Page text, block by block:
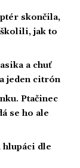
skončila,
jak to
a chuť
jeden citrón
Ptačinec
se ho ale
hlupáci dle